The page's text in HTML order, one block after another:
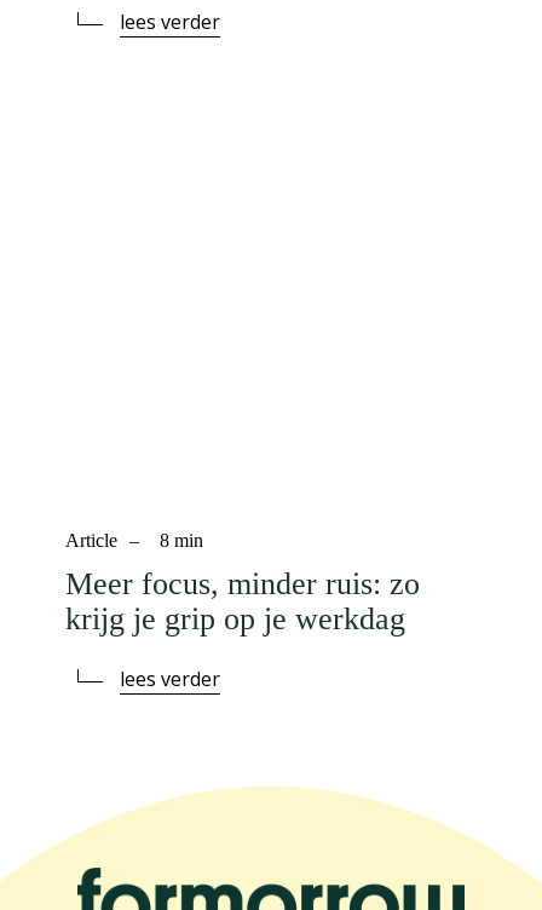
lees verder
Article – 8 min
Meer focus, minder ruis: zo
krijg je grip op je werkdag
lees verder